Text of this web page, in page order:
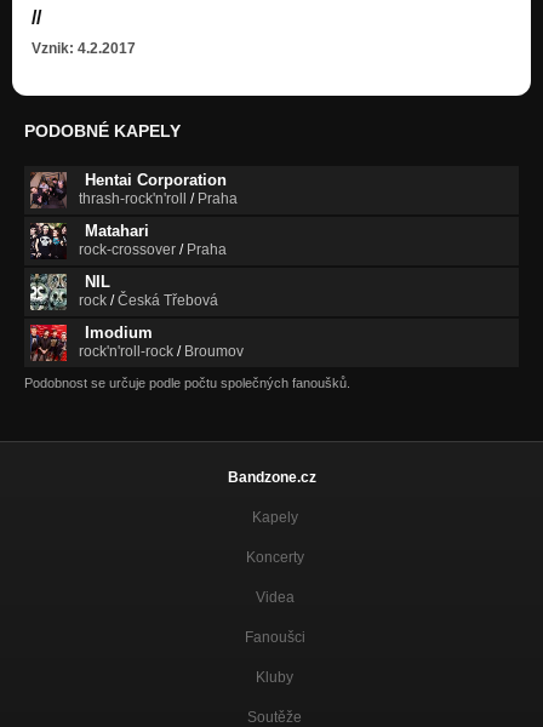
//
Vznik: 4.2.2017
PODOBNÉ KAPELY
Hentai Corporation
thrash-rock'n'roll / Praha
Matahari
rock-crossover / Praha
NIL
rock /Česká Třebová
Imodium
rock'n'roll-rock / Broumov
Podobnost se určuje podle počtu společných fanoušků.
Bandzone.cz
Kapely
Koncerty
Videa
Fanoušci
Kluby
Soutěže